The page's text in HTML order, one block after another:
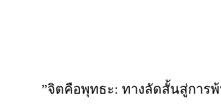
”จิตคือพุทธะ: ทางลัดสั้นสู่การ